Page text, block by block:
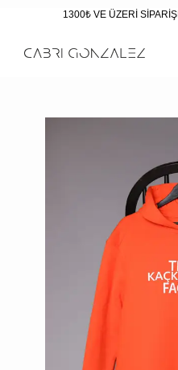
1300₺ VE ÜZERİ